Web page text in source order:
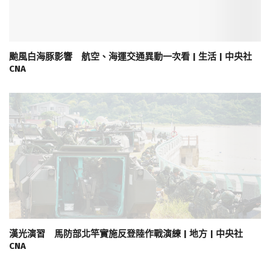
颱風白海豚影響 航空、海運交通異動一次看 | 生活 | 中央社
CNA
漢光演習 馬防部北竿實施反登陸作戰演練 | 地方 | 中央社
CNA